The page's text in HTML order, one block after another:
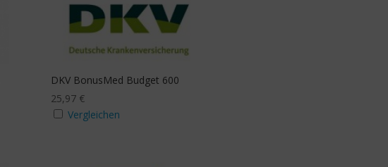
DKV BonusMed Budget 600
25,97 €
Vergleichen